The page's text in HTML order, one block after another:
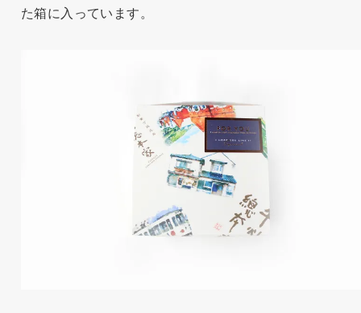
た箱に入っています。